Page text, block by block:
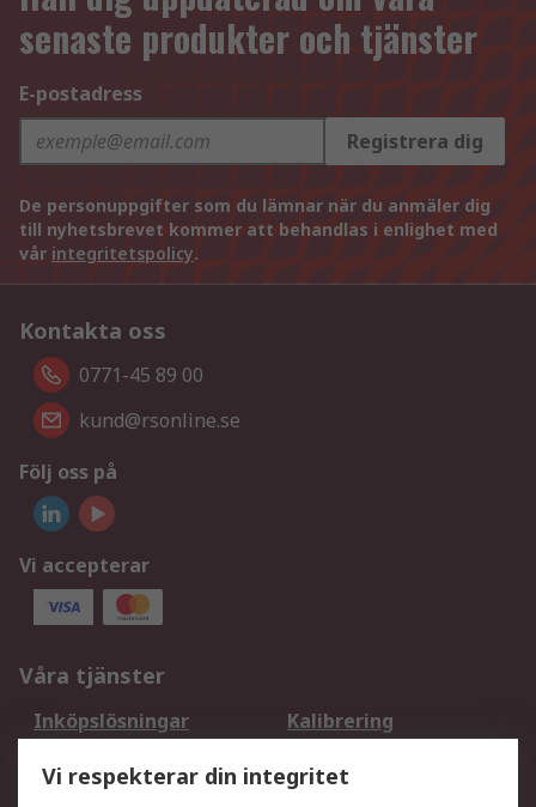
senaste produkter och tjänster
E-postadress
Registrera dig
De personuppgifter som du lämnar när du anmäler dig
till nyhetsbrevet kommer att behandlas i enlighet med
vår integritetspolicy.
Kontakta oss
0771-45 89 00
kund@rsonline.se
Följ oss på
Vi accepterar
Våra tjänster
Inköpslösningar
Kalibrering
DesignSpark
Teknisk Support
Vi respekterar din integritet